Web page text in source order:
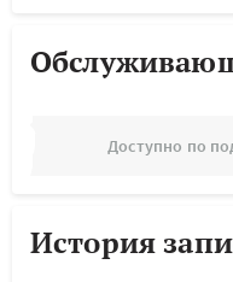
Доступно по
История